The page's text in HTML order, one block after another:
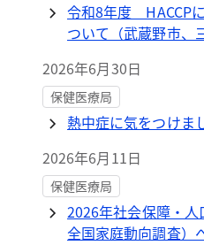
令和8年度 HACCP
ついて（武蔵野市、
2026年6月30日
保健医療局
熱中症に気をつけま
2026年6月11日
保健医療局
2026年社会保障・
全国家庭動向調査）